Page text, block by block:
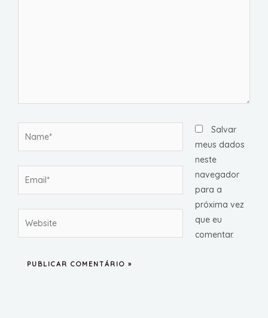
Salvar
meus dados
neste
navegador
para a
próxima vez
que eu
comentar.